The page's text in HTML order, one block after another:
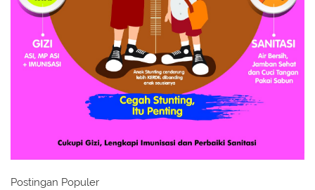
Postingan Populer